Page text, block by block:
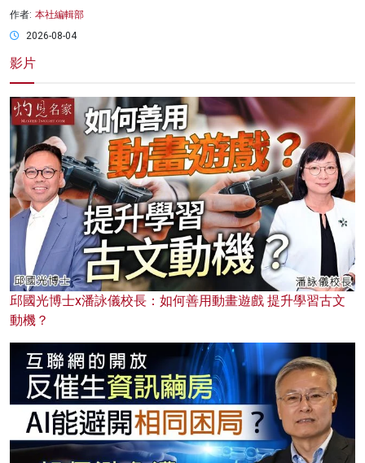
作者: 本社編輯部
2026-08-04
影片
邱國光博士x潘詠儀校長：如何善用動畫遊戲 提升學習古文
動機？